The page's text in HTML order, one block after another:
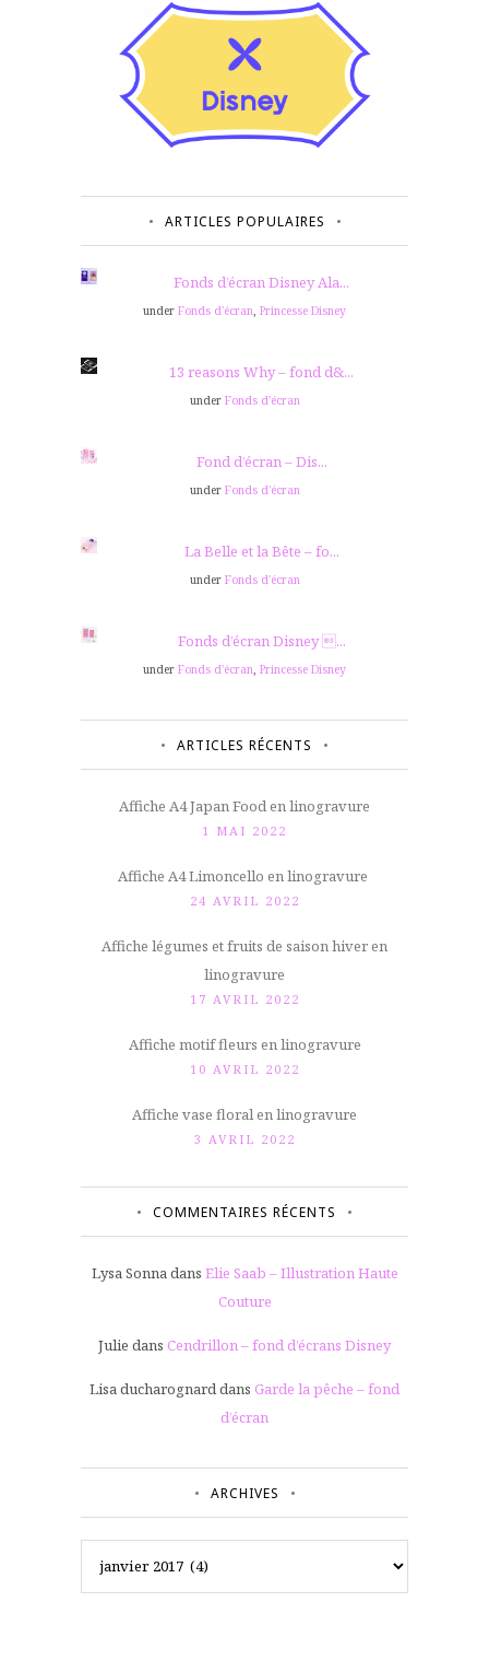
ARTICLES POPULAIRES
Fonds d’écran Disney Ala...
under Fonds d'écran, Princesse Disney
13 reasons Why – fond d&...
under Fonds d'écran
Fond d’écran – Dis...
under Fonds d'écran
La Belle et la Bête – fo...
under Fonds d'écran
Fonds d’écran Disney ...
under Fonds d'écran, Princesse Disney
ARTICLES RÉCENTS
Affiche A4 Japan Food en linogravure
1 MAI 2022
Affiche A4 Limoncello en linogravure
24 AVRIL 2022
Affiche légumes et fruits de saison hiver en
linogravure
17 AVRIL 2022
Affiche motif fleurs en linogravure
10 AVRIL 2022
Affiche vase floral en linogravure
3 AVRIL 2022
COMMENTAIRES RÉCENTS
Lysa Sonnadans Elie Saab – Illustration Haute
Couture
Julie dans Cendrillon – fond d’écrans Disney
Lisa ducharognarddans Garde la pêche – fond
d’écran
ARCHIVES